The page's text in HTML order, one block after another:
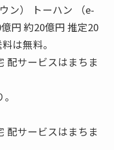
ン） トーハン （e-
円 約20億円 推定20
は無料。
配サービスはまちま
配サービスはまちま